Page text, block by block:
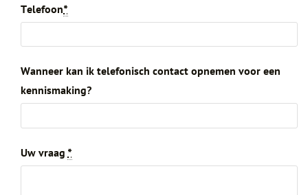
Telefoon*
Wanneer kan ik telefonisch contact opnemen voor een
kennismaking?
Uw vraag *